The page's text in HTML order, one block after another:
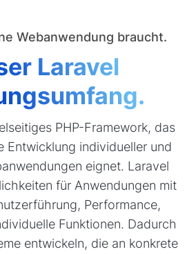
Webanwendung braucht.
Laravel
PHP-Framework, das
Entwicklung individueller und
eignet. Laravel
für Anwendungen mit
Performance,
Funktionen. Dadurch
entwickeln, die an konkrete